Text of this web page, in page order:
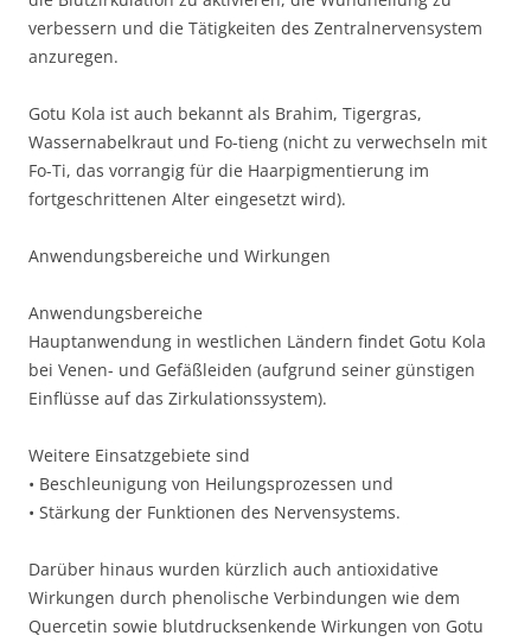
verbessern und die Tätigkeiten des Zentralnervensystem
anzuregen.
Gotu Kola ist auch bekannt als Brahim, Tigergras,
Wassernabelkraut und Fo-tieng (nicht zu verwechseln mit
Fo-Ti, das vorrangig für die Haarpigmentierung im
fortgeschrittenen Alter eingesetzt wird).
Anwendungsbereiche und Wirkungen
Anwendungsbereiche
Hauptanwendung in westlichen Ländern findet Gotu Kola
bei Venen- und Gefäßleiden (aufgrund seiner günstigen
Einflüsse auf das Zirkulationssystem).
Weitere Einsatzgebiete sind
• Beschleunigung von Heilungsprozessen und
• Stärkung der Funktionen des Nervensystems.
Darüber hinaus wurden kürzlich auch antioxidative
Wirkungen durch phenolische Verbindungen wie dem
Quercetin sowie blutdrucksenkende Wirkungen von Gotu